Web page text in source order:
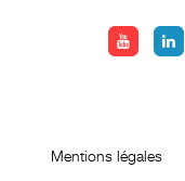
Mentions légales